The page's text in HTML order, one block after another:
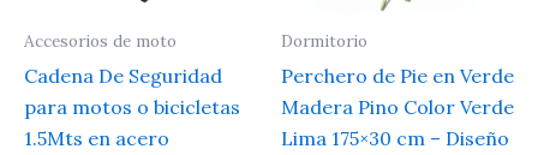
Accesorios de moto
Cadena De Seguridad
para motos o bicicletas
1.5Mts en acero
Dormitorio
Perchero de Pie en Verde
Madera Pino Color Verde
Lima 175×30 cm – Diseño